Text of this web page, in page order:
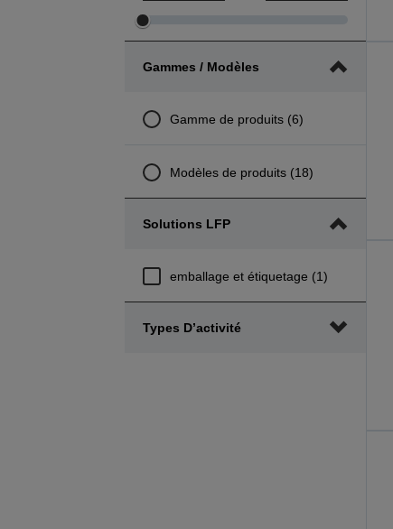
Ajuster
rayon
minimum
prix
Ajuster
rayon
de
Gammes / Modèles
Gamme de produits (6)
Modèles de produits (18)
Solutions LFP
emballage et étiquetage (1)
Types D’activité